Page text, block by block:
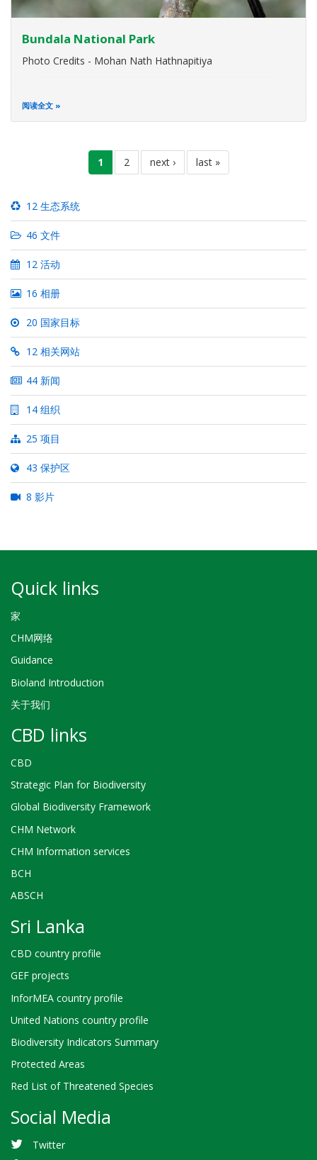
Bundala National Park
Photo Credits - Mohan Nath Hathnapitiya
阅读全文
当
前
1
页
面
2
下
一
next ›
末
页
last »
12 生态系统
46 文件
12 活动
16 相册
20 国家目标
12 相关网站
44 新闻
14 组织
25 项目
43 保护区
8 影片
Quick links
家
CHM网络
Guidance
Bioland Introduction
关于我们
CBD links
CBD
Strategic Plan for Biodiversity
Global Biodiversity Framework
CHM Network
CHM Information services
BCH
ABSCH
Sri Lanka
CBD country profile
GEF projects
InforMEA country profile
United Nations country profile
Biodiversity Indicators Summary
Protected Areas
Red List of Threatened Species
Social Media
Twitter